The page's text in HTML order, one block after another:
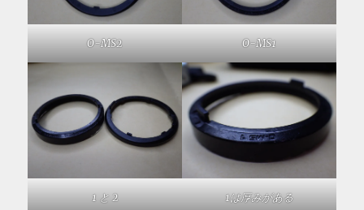
O-MS2 O-MS1
1 と 2 1は厚みがある